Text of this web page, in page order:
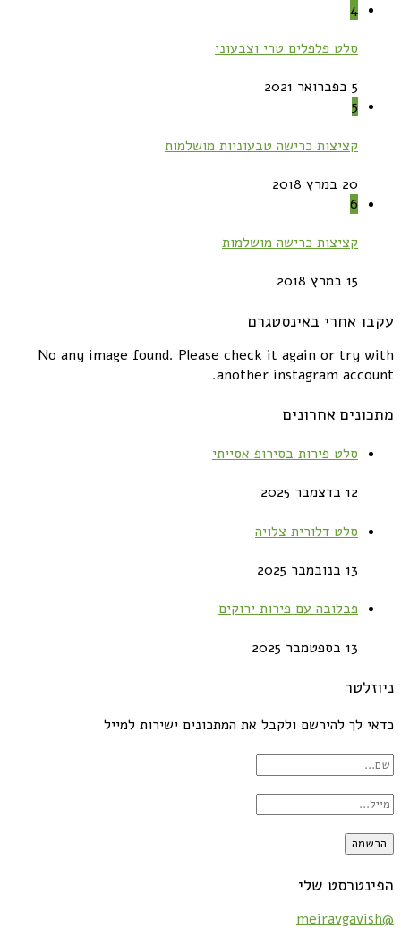
4
סלט פלפלים טרי וצבעוני
5 בפברואר 2021
5
קציצות כרישה טבעוניות מושלמות
20 במרץ 2018
6
קציצות כרישה מושלמות
15 במרץ 2018
עקבו אחרי באינסטגרם
No any image found. Please check it again or try with
another instagram account.
מתכונים אחרונים
סלט פירות בסירופ אסייתי
12 בדצמבר 2025
סלט דלורית צלויה
13 בנובמבר 2025
פבלובה עם פירות ירוקים
13 בספטמבר 2025
ניוזלטר
כדאי לך להירשם ולקבל את המתכונים ישירות למייל
הפינטרסט שלי
@meiravgavish